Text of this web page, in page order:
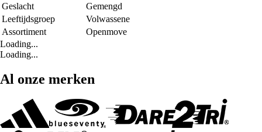
Geslacht
Gemengd
Leeftijdsgroep
Volwassene
Assortiment
Openmove
Loading...
Loading...
Al onze merken